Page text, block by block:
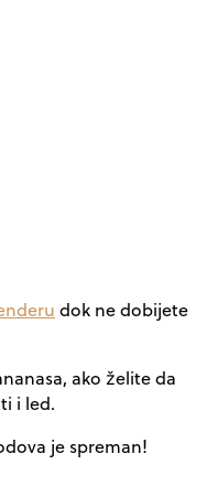
dok ne dobijete
ako želite da
i led.
je spreman!